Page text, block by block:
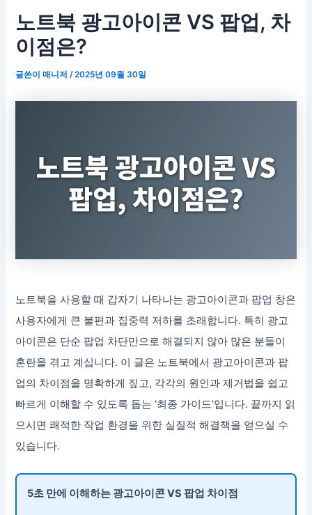
노트북 광고아이콘 VS 팝업, 차
이점은?
글쓴이매니저 /2025년 09월 30일
노트북을 사용할 때 갑자기 나타나는 광고아이콘과 팝업 창은
사용자에게 큰 불편과 집중력 저하를 초래합니다. 특히 광고
아이콘은 단순 팝업 차단만으로 해결되지 않아 많은 분들이
혼란을 겪고 계십니다. 이 글은 노트북에서 광고아이콘과 팝
업의 차이점을 명확하게 짚고, 각각의 원인과 제거법을 쉽고
빠르게 이해할 수 있도록 돕는 ‘최종 가이드’입니다. 끝까지 읽
으시면 쾌적한 작업 환경을 위한 실질적 해결책을 얻으실 수
있습니다.
5초 만에 이해하는 광고아이콘 VS 팝업 차이점